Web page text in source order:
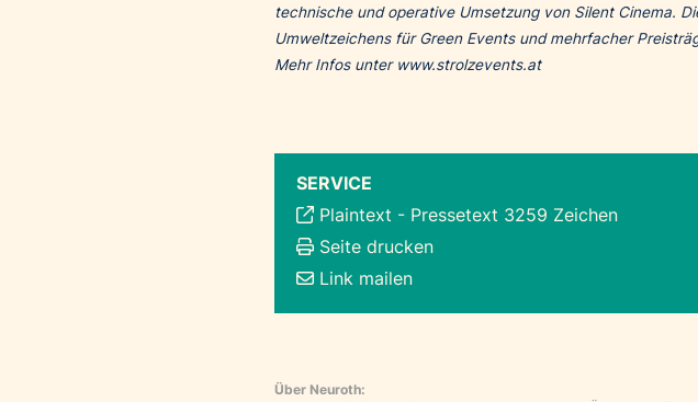
technische und operative Umsetzung von Silent Cinema.
Umweltzeichens für Green Events und mehrfacher
Mehr Infos unter www.strolzevents.at
SERVICE
Plaintext - Pressetext 3259 Zeichen
Seite drucken
Link mailen
Über Neuroth: